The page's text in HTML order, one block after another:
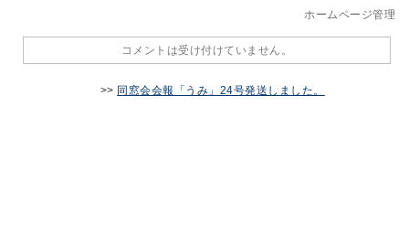
ホームページ管理
コメントは受け付けていません。
>> 同窓会会報「うみ」24号発送しました。